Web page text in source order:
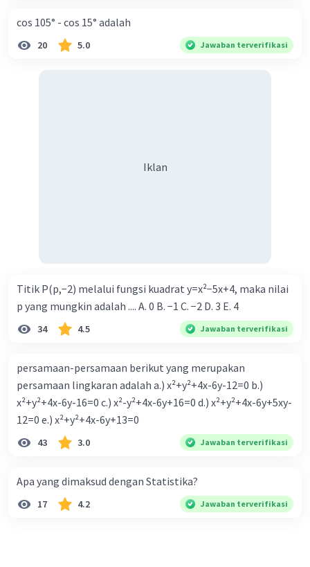
cos 105° - cos 15° adalah
20 5.0 Jawaban terverifikasi
Iklan
Titik P(p,−2) melalui fungsi kuadrat y=x²−5x+4, maka nilai
p yang mungkin adalah .... A. 0 B. −1 C. −2 D. 3 E. 4
34 4.5 Jawaban terverifikasi
persamaan-persamaan berikut yang merupakan
persamaan lingkaran adalah a.) x²+y²+4x-6y-12=0 b.)
x²+y²+4x-6y-16=0 c.) x²-y²+4x-6y+16=0 d.) x²+y²+4x-6y+5xy-
12=0 e.) x²+y²+4x-6y+13=0
43 3.0 Jawaban terverifikasi
Apa yang dimaksud dengan Statistika?
17 4.2 Jawaban terverifikasi